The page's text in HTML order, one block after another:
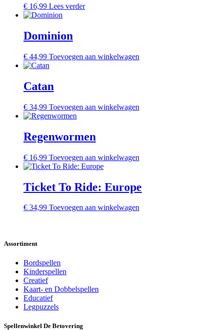
€ 16,99 Lees verder
Dominion
€ 44,99 Toevoegen aan winkelwagen
Catan
€ 34,99 Toevoegen aan winkelwagen
Regenwormen
€ 16,99 Toevoegen aan winkelwagen
Ticket To Ride: Europe
€ 34,99 Toevoegen aan winkelwagen
Assortiment
Bordspellen
Kinderspellen
Creatief
Kaart- en Dobbelspellen
Educatief
Legpuzzels
Spellenwinkel De Betover​ing